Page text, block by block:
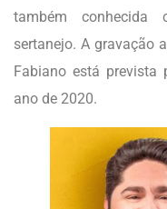
também
sertanejo. A gravação
Fabiano está prevista
ano de 2020.